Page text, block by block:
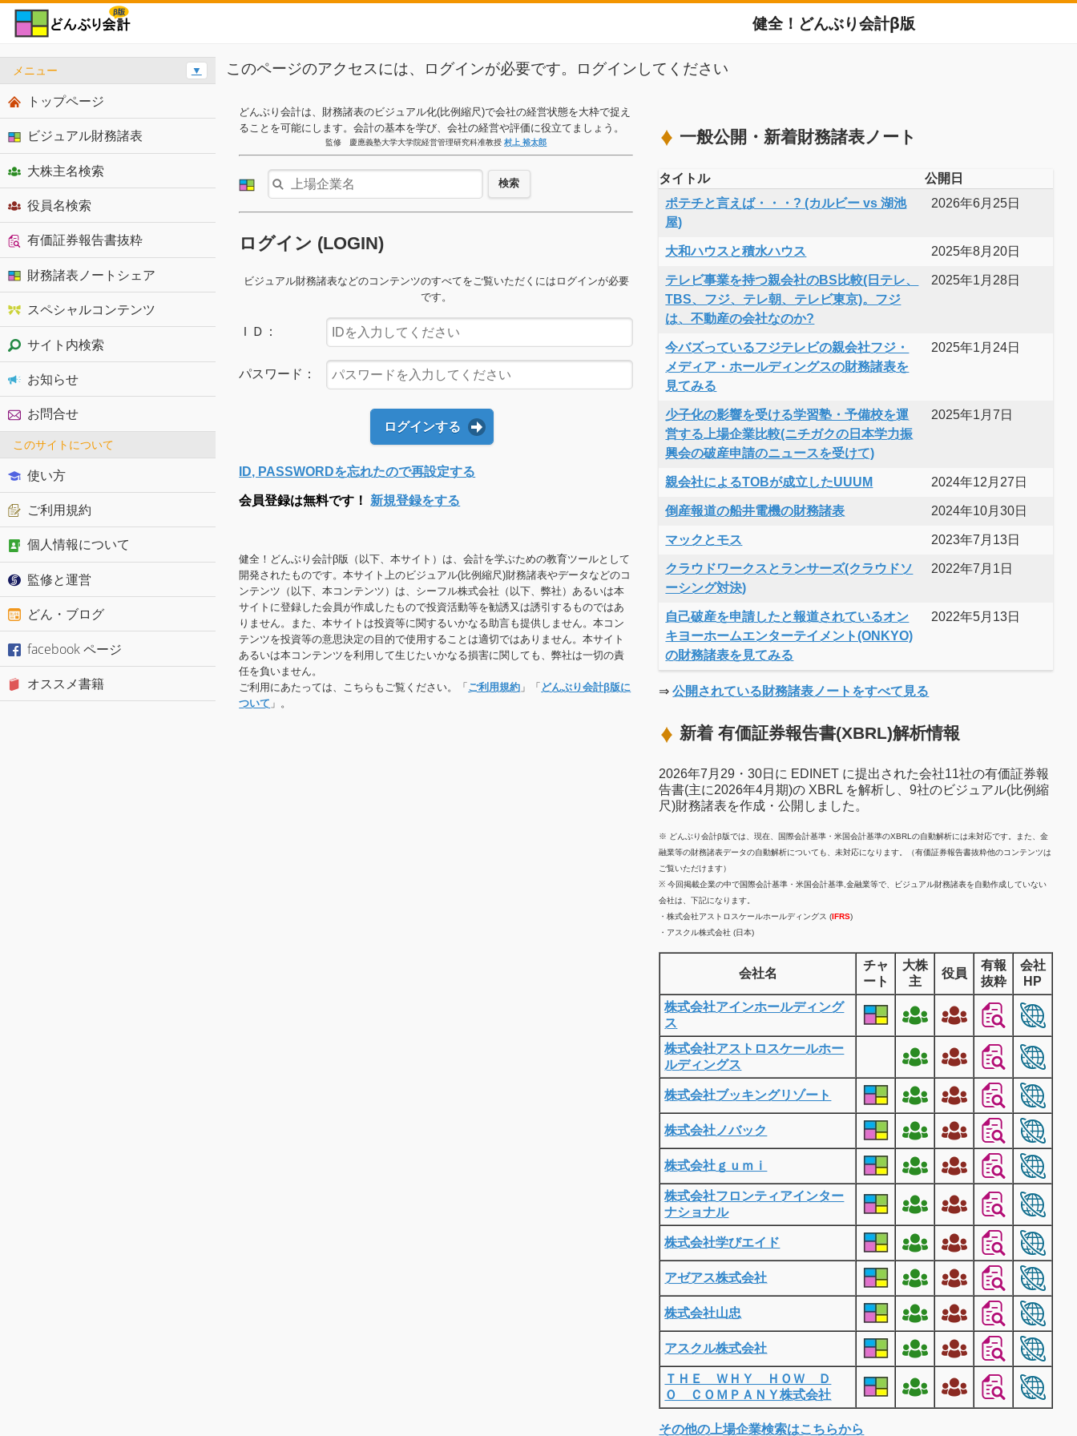
健全！どんぶり会計β版
このページのアクセスには、ログインが必要です。ログインしてください
どんぶり会計は、財務諸表のビジュアル化(比例縮尺)で会社の経営状態を大枠で捉え
ることを可能にします。会計の基本を学び、会社の経営や評価に役立てましょう。
監修 慶應義塾大学大学院経営管理研究科准教授村上 裕太郎
検索
ログイン (LOGIN)
ビジュアル財務諸表などのコンテンツのすべてをご覧いただくにはログインが必要
です。
ＩＤ：
パスワード：
ログインする
ID, PASSWORDを忘れたので再設定する
会員登録は無料です！ 新規登録をする
健全！どんぶり会計β版（以下、本サイト）は、会計を学ぶための教育ツールとして
開発されたものです。本サイト上のビジュアル(比例縮尺)財務諸表やデータなどのコ
ンテンツ（以下、本コンテンツ）は、シーフル株式会社（以下、弊社）あるいは本
サイトに登録した会員が作成したもので投資活動等を勧誘又は誘引するものではあ
りません。また、本サイトは投資等に関するいかなる助言も提供しません。本コン
テンツを投資等の意思決定の目的で使用することは適切ではありません。本サイト
あるいは本コンテンツを利用して生じたいかなる損害に関しても、弊社は一切の責
任を負いません。
ご利用にあたっては、こちらもご覧ください。「ご利用規約 」「 どんぶり会計β版に
ついて 」。
一般公開・新着財務諸表ノート
タイトル
公開日
ポテチと言えば・・・? (カルビー vs 湖池
屋)
2026年6月25日
大和ハウスと積水ハウス 2025年8月20日
テレビ事業を持つ親会社のBS比較(日テレ、
TBS、フジ、テレ朝、テレビ東京)。フジ
は、不動産の会社なのか?
2025年1月28日
今バズっているフジテレビの親会社フジ・
メディア・ホールディングスの財務諸表を
見てみる
2025年1月24日
少子化の影響を受ける学習塾・予備校を運
営する上場企業比較(ニチガクの日本学力振
興会の破産申請のニュースを受けて)
2025年1月7日
親会社によるTOBが成立したUUUM 2024年12月27日
倒産報道の船井電機の財務諸表 2024年10月30日
マックとモス 2023年7月13日
クラウドワークスとランサーズ(クラウドソ
ーシング対決)
2022年7月1日
自己破産を申請したと報道されているオン
キヨーホームエンターテイメント(ONKYO)
の財務諸表を見てみる
2022年5月13日
⇒公開されている財務諸表ノートをすべて見る
新着 有価証券報告書(XBRL)解析情報
2026年7月29・30日に EDINET に提出された会社11社の有価証券報
告書(主に2026年4月期)の XBRL を解析し、9社のビジュアル(比例縮
尺)財務諸表を作成・公開しました。
※ どんぶり会計β版では、現在、国際会計基準・米国会計基準のXBRLの自動解析には未対応です。また、金
融業等の財務諸表データの自動解析についても、未対応になります。（有価証券報告書抜粋他のコンテンツは
ご覧いただけます）
※ 今回掲載企業の中で国際会計基準・米国会計基準,金融業等で、ビジュアル財務諸表を自動作成していない
会社は、下記になります。
・株式会社アストロスケールホールディングス (IFRS)
・アスクル株式会社 (日本)
会社名
チャ
ート
大株
主
役員
有報
抜粋
会社
HP
株式会社アインホールディング
ス
株式会社アストロスケールホー
ルディングス
株式会社ブッキングリゾート
株式会社ノバック
株式会社ｇｕｍｉ
株式会社フロンティアインター
ナショナル
株式会社学びエイド
アゼアス株式会社
株式会社山忠
アスクル株式会社
ＴＨＥ ＷＨＹ ＨＯＷ Ｄ
Ｏ ＣＯＭＰＡＮＹ株式会社
その他の上場企業検索はこちらから
メニュー ▼
トップページ
ビジュアル財務諸表
大株主名検索
役員名検索
有価証券報告書抜粋
財務諸表ノートシェア
スペシャルコンテンツ
サイト内検索
お知らせ
お問合せ
このサイトについて
使い方
ご利用規約
個人情報について
監修と運営
どん・ブログ
facebook ページ
オススメ書籍